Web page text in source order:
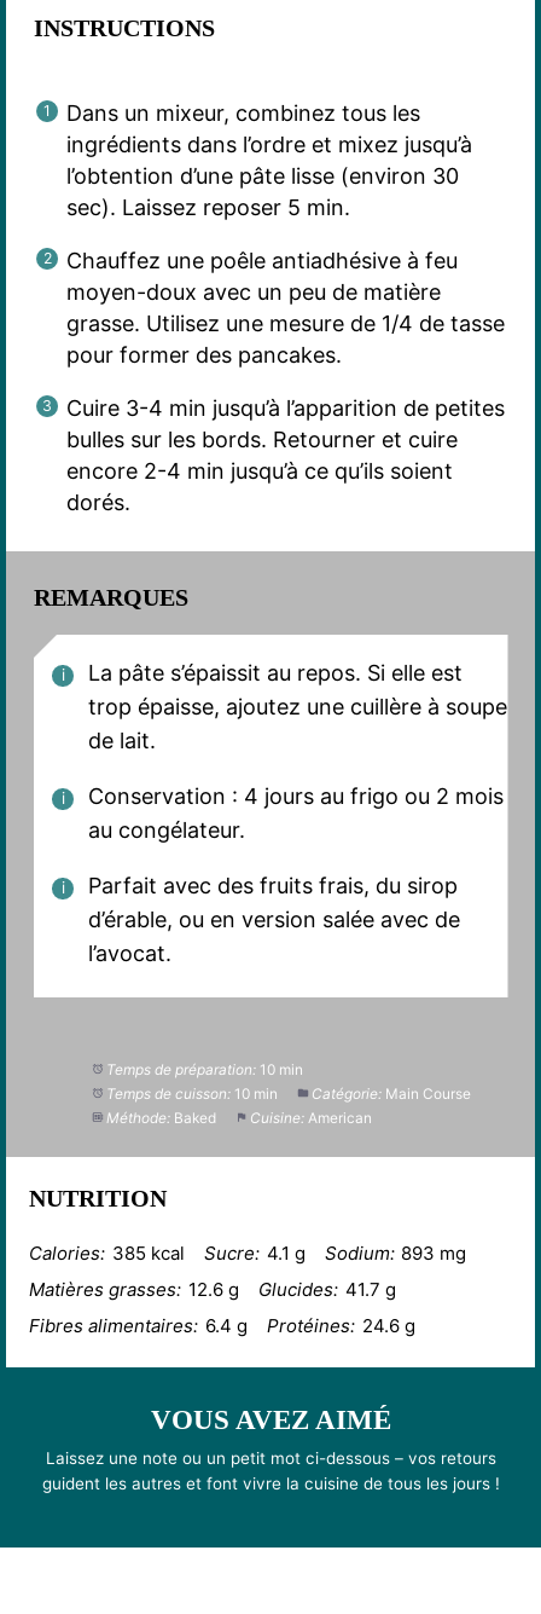
INSTRUCTIONS
Dans un mixeur, combinez tous les
ingrédients dans l’ordre et mixez jusqu’à
l’obtention d’une pâte lisse (environ 30
sec). Laissez reposer 5 min.
Chauffez une poêle antiadhésive à feu
moyen-doux avec un peu de matière
grasse. Utilisez une mesure de 1/4 de tasse
pour former des pancakes.
Cuire 3-4 min jusqu’à l’apparition de petites
bulles sur les bords. Retourner et cuire
encore 2-4 min jusqu’à ce qu’ils soient
dorés.
REMARQUES
La pâte s’épaissit au repos. Si elle est
trop épaisse, ajoutez une cuillère à soupe
de lait.
Conservation : 4 jours au frigo ou 2 mois
au congélateur.
Parfait avec des fruits frais, du sirop
d’érable, ou en version salée avec de
l’avocat.
Temps de préparation: 10 min
Temps de cuisson: 10 min Catégorie: Main Course
Méthode: Baked Cuisine: American
NUTRITION
Calories: 385 kcal Sucre: 4.1 g Sodium: 893 mg
Matières grasses: 12.6 g Glucides: 41.7 g
Fibres alimentaires: 6.4 g Protéines: 24.6 g
VOUS AVEZ AIMÉ
Laissez une note ou un petit mot ci-dessous – vos retours
guident les autres et font vivre la cuisine de tous les jours !